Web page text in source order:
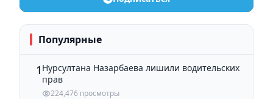
Популярные
1 Нурсултана Назарбаева лишили водительских
прав
224,476 просмотры